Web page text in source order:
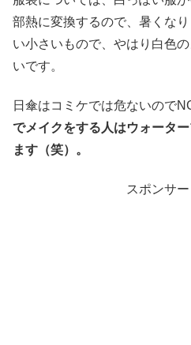
部熱に変換するので、暑くな
い小さいもので、やはり白色
いです。
日傘はコミケでは危ないので
でメイクをする人はウォータ
ます（笑）。
スポンサ